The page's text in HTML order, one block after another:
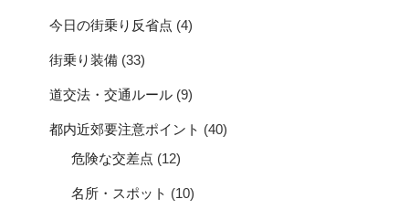
今日の街乗り反省点 (4)
街乗り装備 (33)
道交法・交通ルール (9)
都内近郊要注意ポイント (40)
危険な交差点 (12)
名所・スポット (10)